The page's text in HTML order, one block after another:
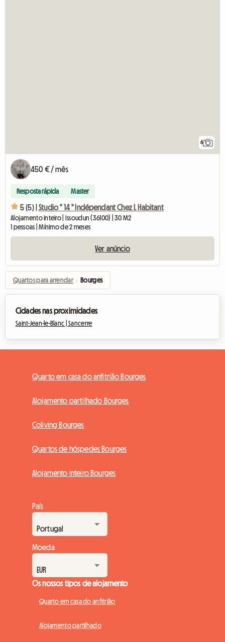
6
450 € / mês
Resposta rápida Master
5 (5) | Studio " 14 " Indépendant Chez L Habitant
Alojamento inteiro | Issoudun (36100) | 30 M2
1 pessoas | Mínimo de 2 meses
Ver anúncio
Quartos para arrendar › Bourges
Cidades nas proximidades
Saint-Jean-le-Blanc |Sancerre
Quarto em casa do anfitrião Bourges
Alojamento partilhado Bourges
Coliving Bourges
Quartos de hóspedes Bourges
Alojamento inteiro Bourges
País
Moeda
Os nossos tipos de alojamento
Quarto em casa do anfitrião
Alojamento partilhado